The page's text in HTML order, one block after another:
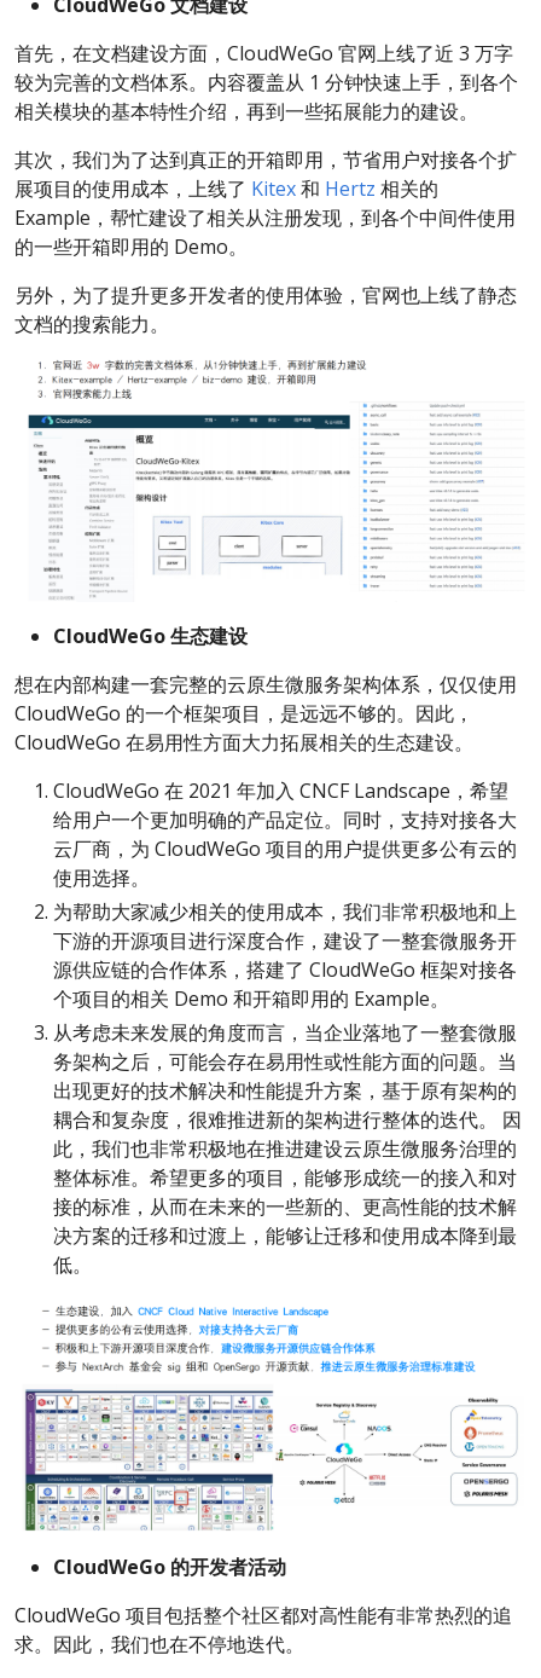
首先，在文档建设方面，CloudWeGo 官网上线了近 3 万字
较为完善的文档体系。内容覆盖从 1 分钟快速上手，到各个
相关模块的基本特性介绍，再到一些拓展能力的建设。
其次，我们为了达到真正的开箱即用，节省用户对接各个扩
展项目的使用成本，上线了 Kitex和 Hertz 相关的
Example，帮忙建设了相关从注册发现，到各个中间件使用
的一些开箱即用的 Demo。
另外，为了提升更多开发者的使用体验，官网也上线了静态
文档的搜索能力。
CloudWeGo 生态建设
想在内部构建一套完整的云原生微服务架构体系，仅仅使用
CloudWeGo 的一个框架项目，是远远不够的。因此，
CloudWeGo 在易用性方面大力拓展相关的生态建设。
CloudWeGo 在 2021 年加入 CNCF Landscape，希望
给用户一个更加明确的产品定位。同时，支持对接各大
云厂商，为 CloudWeGo 项目的用户提供更多公有云的
使用选择。
为帮助大家减少相关的使用成本，我们非常积极地和上
下游的开源项目进行深度合作，建设了一整套微服务开
源供应链的合作体系，搭建了 CloudWeGo 框架对接各
个项目的相关 Demo 和开箱即用的 Example。
从考虑未来发展的角度而言，当企业落地了一整套微服
务架构之后，可能会存在易用性或性能方面的问题。当
出现更好的技术解决和性能提升方案，基于原有架构的
耦合和复杂度，很难推进新的架构进行整体的迭代。 因
此，我们也非常积极地在推进建设云原生微服务治理的
整体标准。希望更多的项目，能够形成统一的接入和对
接的标准，从而在未来的一些新的、更高性能的技术解
决方案的迁移和过渡上，能够让迁移和使用成本降到最
低。
CloudWeGo 的开发者活动
CloudWeGo 项目包括整个社区都对高性能有非常热烈的追
求。因此，我们也在不停地迭代。